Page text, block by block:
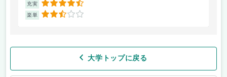
充実 4.5
楽単 2.5
大学トップに戻る